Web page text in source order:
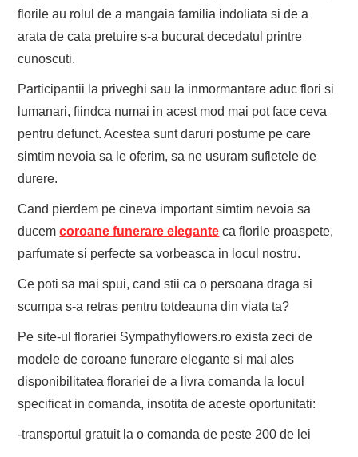
florile au rolul de a mangaia familia indoliata si de a
arata de cata pretuire s-a bucurat decedatul printre
cunoscuti.
Participantii la priveghi sau la inmormantare aduc flori si
lumanari, fiindca numai in acest mod mai pot face ceva
pentru defunct. Acestea sunt daruri postume pe care
simtim nevoia sa le oferim, sa ne usuram sufletele de
durere.
Cand pierdem pe cineva important simtim nevoia sa
ducemcoroane funerare elegante ca florile proaspete,
parfumate si perfecte sa vorbeasca in locul nostru.
Ce poti sa mai spui, cand stii ca o persoana draga si
scumpa s-a retras pentru totdeauna din viata ta?
Pe site-ul florariei Sympathyflowers.ro exista zeci de
modele de coroane funerare elegante si mai ales
disponibilitatea florariei de a livra comanda la locul
specificat in comanda, insotita de aceste oportunitati:
-transportul gratuit la o comanda de peste 200 de lei